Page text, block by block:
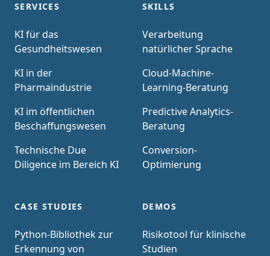
SERVICES
KI für das
Gesundheitswesen
KI in der
Pharmaindustrie
KI im öffentlichen
Beschaffungswesen
Technische Due
Diligence im Bereich KI
SKILLS
Verarbeitung
natürlicher Sprache
Cloud-Machine-
Learning-Beratung
Predictive Analytics-
Beratung
Conversion-
Optimierung
CASE STUDIES
Python-Bibliothek zur
Erkennung von
DEMOS
Risikotool für klinische
Studien